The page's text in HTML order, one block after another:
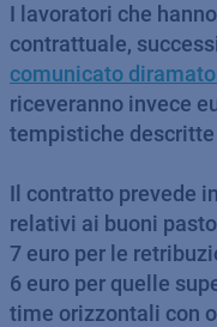
I lavoratori che
contrattuale,
comunicato
riceveranno invece
tempistiche
Il contratto prevede
relativi ai buoni
7 euro per le
6 euro per quelle
time orizzontali con